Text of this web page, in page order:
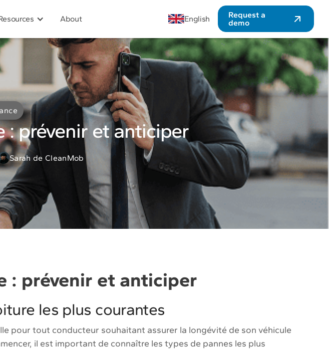
About English
Request a
demo
: prévenir et anticiper
Sarah de CleanMob
: prévenir et anticiper
les plus courantes
pour tout conducteur souhaitant assurer la longévité de son véhicule
il est important de connaître les types de pannes les plus